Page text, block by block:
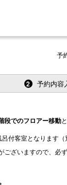
予
2 予約内容
段でのフロアー移動
付客室となります
ございますので、必